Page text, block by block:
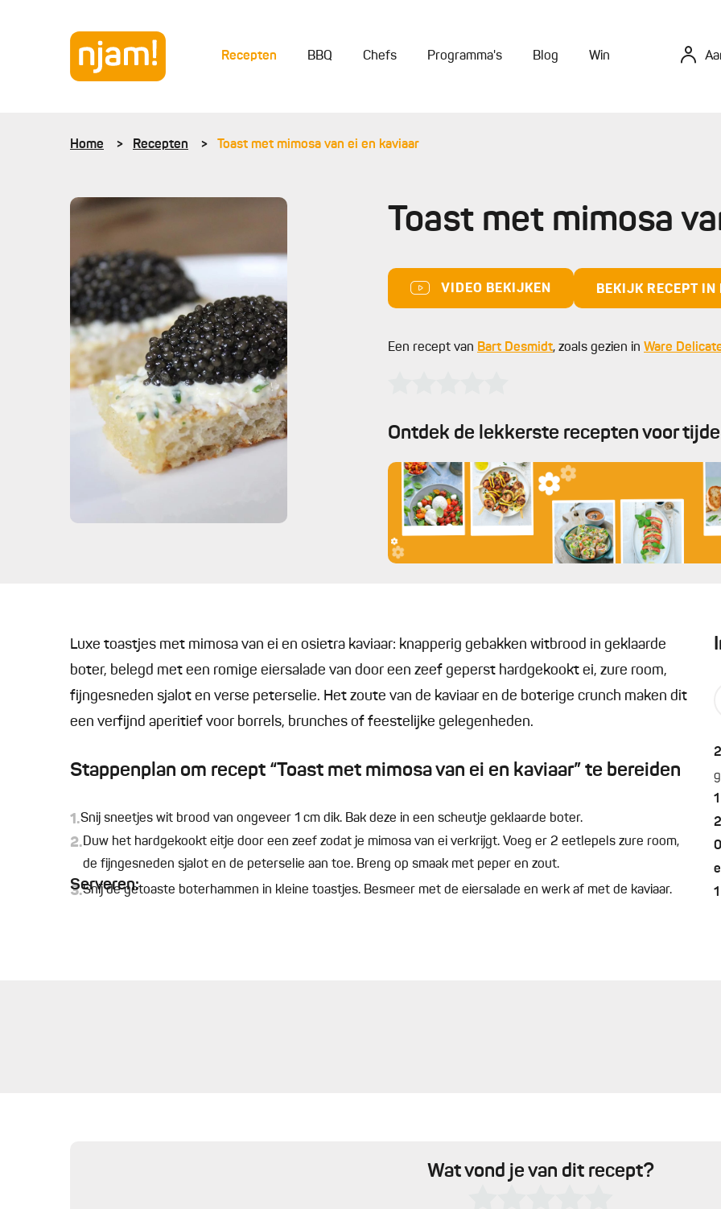
Recepten BBQ Chefs Programma's Blog Win
Home Recepten Toast met mimosa van ei en kaviaar
Toast met mimosa
VIDEO BEKIJKEN BEKIJK RECEPT IN
Een recept van Bart Desmidt, zoals gezien in Ware
Ontdek de lekkerste recepten voor
2
1
2
1
Luxe toastjes met mimosa van ei en osietra kaviaar: knapperig gebakken witbrood in geklaarde
boter, belegd met een romige eiersalade van door een zeef geperst hardgekookt ei, zure room,
fijngesneden sjalot en verse peterselie. Het zoute van de kaviaar en de boterige crunch maken dit
een verfijnd aperitief voor borrels, brunches of feestelijke gelegenheden.
Stappenplan om recept “Toast met mimosa van ei en kaviaar” te bereiden
1.Snij sneetjes wit brood van ongeveer 1 cm dik. Bak deze in een scheutje geklaarde boter.
2.Duw het hardgekookt eitje door een zeef zodat je mimosa van ei verkrijgt. Voeg er 2 eetlepels zure room,
de fijngesneden sjalot en de peterselie aan toe. Breng op smaak met peper en zout.
Serveren:
3.Snij de getoaste boterhammen in kleine toastjes. Besmeer met de eiersalade en werk af met de kaviaar.
Wat vond je van dit recept?